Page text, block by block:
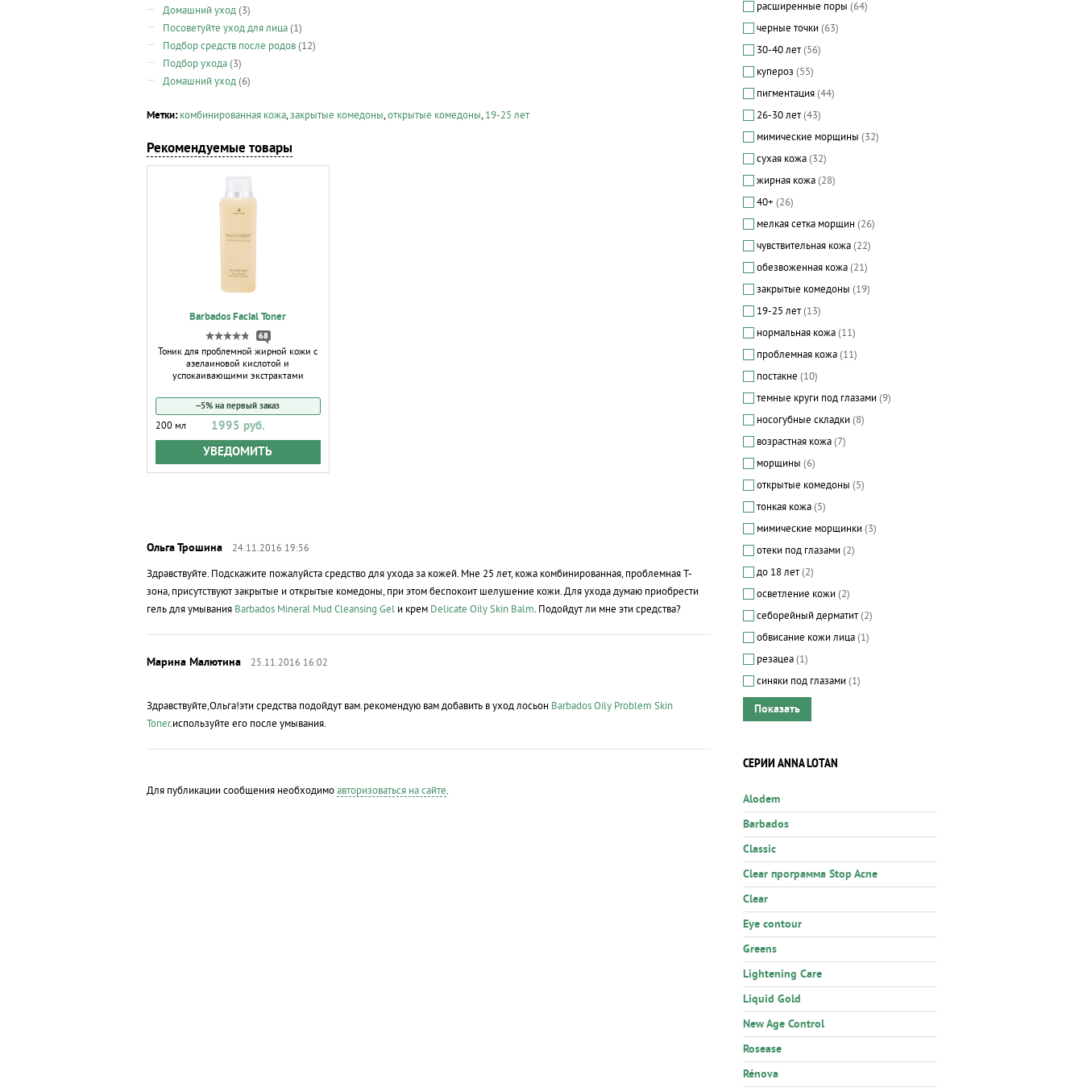
Домашний уход (3)
Посоветуйте уход для лица (1)
Подбор средств после родов (12)
Подбор ухода (3)
Домашний уход (6)
Метки: комбинированная кожа закрытые комедоны открытые комедоны 19-25 лет
Рекомендуемые товары
Barbados Facial Toner
68
Тоник для проблемной жирной кожи с
азелаиновой кислотой и
успокаивающими экстрактами
−5% на первый заказ
200 мл
1995 руб.
УВЕДОМИТЬ
24.11.2016 19:56
Здравствуйте. Подскажите пожалуйста средство для ухода за кожей. Мне 25 лет, кожа комбинированная, проблемная Т-
зона, присутствуют закрытые и открытые комедоны, при этом беспокоит шелушение кожи. Для ухода думаю приобрести
гель для умывания Barbados Mineral Mud Cleansing Gel и крем Delicate Oily Skin Balm . Подойдут ли мне эти средства?
25.11.2016 16:02
Здравствуйте,Ольга!эти средства подойдут вам.рекомендую вам добавить в уход лосьон Barbados Oily Problem Skin
Toner.используйте его после умывания.
Для публикации сообщения необходимо авторизоваться на сайте
расширенные поры (64)
черные точки (63)
30-40 лет(56)
купероз (55)
пигментация (44)
26-30 лет(43)
мимические морщины (32)
сухая кожа (32)
жирная кожа (28)
40+ (26)
мелкая сетка морщин (26)
чувствительная кожа (22)
обезвоженная кожа (21)
закрытые комедоны (19)
19-25 лет(13)
нормальная кожа (11)
проблемная кожа (11)
постакне (10)
темные круги под глазами (9)
носогубные складки (8)
возрастная кожа (7)
морщины (6)
открытые комедоны (5)
тонкая кожа (5)
мимические морщинки (3)
отеки под глазами (2)
до 18 лет(2)
осветление кожи (2)
себорейный дерматит(2)
обвисание кожи лица (1)
резацеа (1)
синяки под глазами (1)
СЕРИИ ANNA LOTAN
Alodem
Barbados
Classic
Clear программа Stop Acne
Clear
Eye contour
Greens
Lightening Care
Liquid Gold
New Age Control
Rosease
Rénova